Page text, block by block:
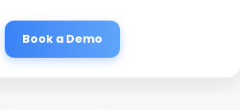
Book a Demo